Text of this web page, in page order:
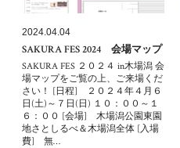
2024.04.04
SAKURA FES 2024 会場マップ
SAKURA FES ２０２４ in木場潟 会
場マップをご覧の上、ご来場くだ
さい！ [日程] ２０２４年４月６
日(土)～７日(日) １０：００～１
６：００ [会場] 木場潟公園東園
地さとしるべ＆木場潟全体 [入場
費] 無…